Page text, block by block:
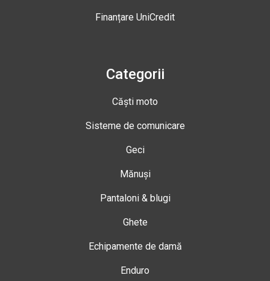
Finanțare UniCredit
Categorii
Căști moto
Sisteme de comunicare
Geci
Mănuși
Pantaloni & blugi
Ghete
Echipamente de damă
Enduro